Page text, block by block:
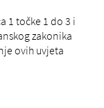
1 točke 1 do 3 i
zakonika
ovih uvjeta